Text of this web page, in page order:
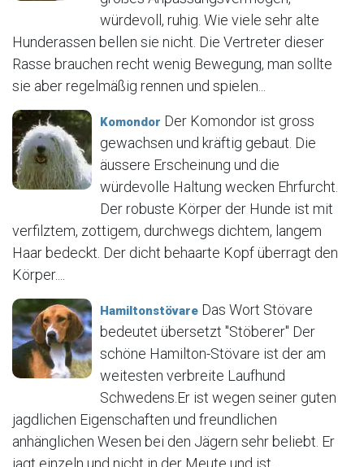
würdevoll, ruhig. Wie viele sehr alte
Hunderassen bellen sie nicht. Die Vertreter dieser
Rasse brauchen recht wenig Bewegung, man sollte
sie aber regelmäßig rennen und spielen...
Komondor Der Komondor ist gross
gewachsen und kräftig gebaut. Die
äussere Erscheinung und die
würdevolle Haltung wecken Ehrfurcht.
Der robuste Körper der Hunde ist mit
verfilztem, zottigem, durchwegs dichtem, langem
Haar bedeckt. Der dicht behaarte Kopf überragt den
Körper....
Hamiltonstövare Das Wort Stövare
bedeutet übersetzt "Stöberer" Der
schöne Hamilton-Stövare ist der am
weitesten verbreite Laufhund
Schwedens.Er ist wegen seiner guten
jagdlichen Eigenschaften und freundlichen
anhänglichen Wesen bei den Jägern sehr beliebt. Er
jagt einzeln und nicht in der Meute und ist...